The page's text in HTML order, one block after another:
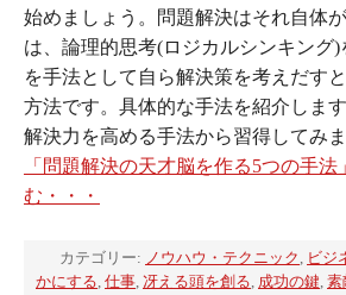
始めましょう。問題解決はそれ自体
は、論理的思考(ロジカルシンキング
を手法として自ら解決策を考えだす
方法です。具体的な手法を紹介しま
解決力を高める手法から習得してみ
「問題解決の天才脳を作る5つの手法
む・・・
カテゴリー: ノウハウ・テクニック , ビジ
かにする, 仕事, 冴える頭を創る, 成功の鍵, 素